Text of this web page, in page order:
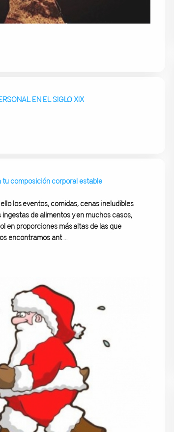
EN EL SIGLO XIX
tu composición corporal estable
los eventos, comidas, cenas ineludibles
de alimentos y en muchos casos,
en proporciones más altas de las que
encontramos ant...